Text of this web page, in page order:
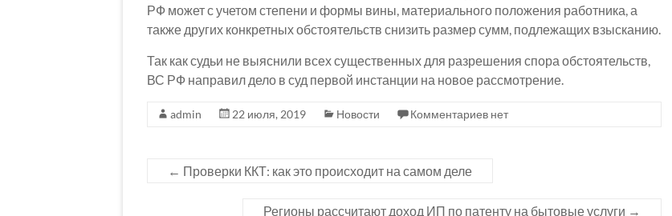
РФ может с учетом степени и формы вины, материального положения работника, а
также других конкретных обстоятельств снизить размер сумм, подлежащих взысканию.
Так как судьи не выяснили всех существенных для разрешения спора обстоятельств,
ВС РФ направил дело в суд первой инстанции на новое рассмотрение.
admin 22 июля, 2019 Новости Комментариев нет
← Проверки ККТ: как это происходит на самом деле
Регионы рассчитают доход ИП по патенту на бытовые услуги →